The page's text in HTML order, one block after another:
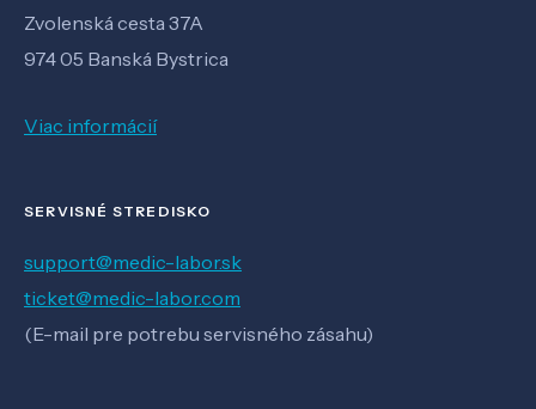
Zvolenská cesta 37A
974 05 Banská Bystrica
Viac informácií
SERVISNÉ STREDISKO
support@medic-labor.sk
ticket@medic-labor.com
(E-mail pre potrebu servisného zásahu)